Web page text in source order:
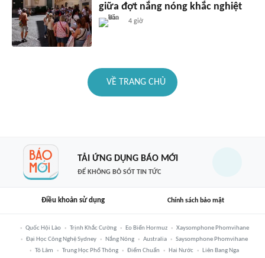
giữa đợt nắng nóng khắc nghiệt
4 giờ
VỀ TRANG CHỦ
TẢI ỨNG DỤNG BÁO MỚI
ĐỂ KHÔNG BỎ SÓT TIN TỨC
Điều khoản sử dụng Chính sách bảo mật
Quốc Hội Lào Trịnh Khắc Cường Eo Biển Hormuz
Xaysomphone Phomvihane
Đại Học Công Nghệ Sydney
Nắng Nóng Australia
Saysomphone Phomvihane
Tô Lâm
Trung Học Phổ Thông Điểm Chuẩn Hai Nước Liên Bang Nga